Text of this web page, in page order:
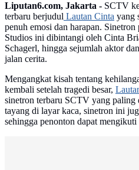
Liputan6.com, Jakarta - SCTV
terbaru berjudul Lautan Cinta yang
penuh emosi dan harapan.
Studios ini dibintangi oleh Cinta
Schagerl, hingga sejumlah aktor
jalan cerita.
Mengangkat kisah tentang
kembali setelah tragedi besar,
sinetron terbaru SCTV yang paling
tayang di layar kaca, sinetron ini
sehingga penonton dapat